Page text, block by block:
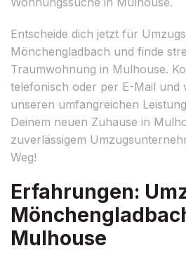
Entscheide dich jetzt für
Mönchengladbach und finde
Traumwohnung in Mulhouse.
telefonisch oder per E-Mail und
unseren umfangreichen
Deinem neuen Zuhause in
zuverlässigem
Weg!
Erfahrungen:
Mulhouse